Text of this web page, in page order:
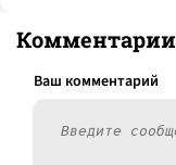
Комментарии